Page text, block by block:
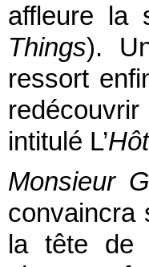
affleure la
Things).
ressort
intitulé L’
Monsieur
convaincra
la tête de